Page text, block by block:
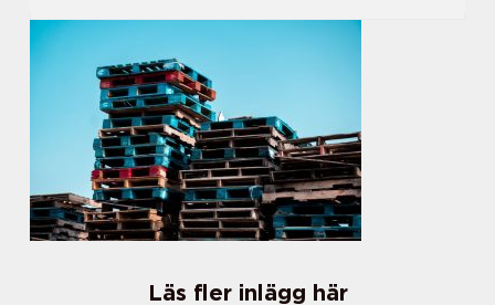
Läs fler inlägg här